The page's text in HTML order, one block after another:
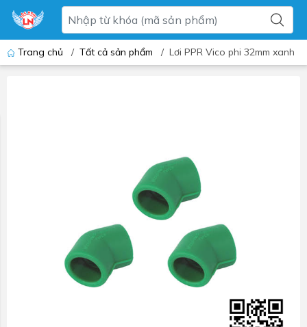
Trang chủ / Tất cả sản phẩm / Lơi PPR Vico phi 32mm xanh